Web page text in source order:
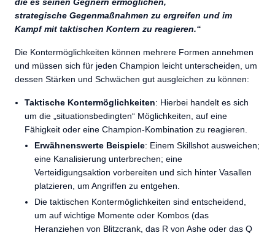
strategische Gegenmaßnahmen zu ergreifen und im
Kampf mit taktischen Kontern zu reagieren.“
Die Kontermöglichkeiten können mehrere Formen annehmen
und müssen sich für jeden Champion leicht unterscheiden, um
dessen Stärken und Schwächen gut ausgleichen zu können:
Taktische Kontermöglichkeiten: Hierbei handelt es sich
um die „situationsbedingten“ Möglichkeiten, auf eine
Fähigkeit oder eine Champion-Kombination zu reagieren.
Erwähnenswerte Beispiele: Einem Skillshot ausweichen;
eine Kanalisierung unterbrechen; eine
Verteidigungsaktion vorbereiten und sich hinter Vasallen
platzieren, um Angriffen zu entgehen.
Die taktischen Kontermöglichkeiten sind entscheidend,
um auf wichtige Momente oder Kombos (das
Heranziehen von Blitzcrank, das R von Ashe oder das Q